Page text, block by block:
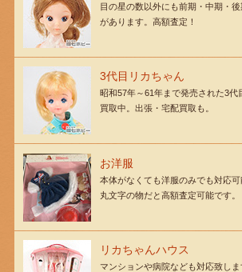
目の星の数以外にも前期・中期・
があります。高額査定！
3代目リカちゃん
昭和57年～61年まで発売された3代
買取中。出張・宅配買取も。
お洋服
本体がなくても洋服のみでも対応
丸文字の物だと高額査定可能です。
リカちゃんハウス
マンションや病院なども対応致し